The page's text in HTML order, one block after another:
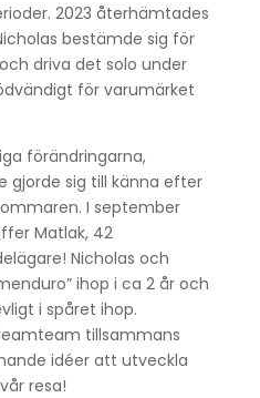
2023 återhämtades
bestämde sig för
driva det solo under
för varumärket
förändringarna,
gjorde sig till känna efter
I september
Matlak, 42
Nicholas och
ihop i ca 2 år och
i spåret ihop.
tillsammans
idéer att utveckla
resa!